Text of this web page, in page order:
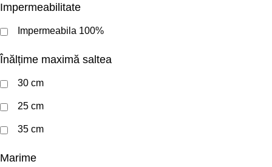
Impermeabilitate
Impermeabila 100%
Înălțime maximă saltea
30 cm
25 cm
35 cm
Marime